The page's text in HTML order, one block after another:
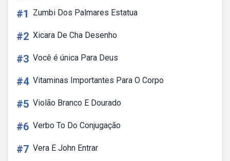
#1 Zumbi Dos Palmares Estatua
#2 Xicara De Cha Desenho
#3 Você é única Para Deus
#4 Vitaminas Importantes Para O Corpo
#5 Violão Branco E Dourado
#6 Verbo To Do Conjugação
#7 Vera E John Entrar